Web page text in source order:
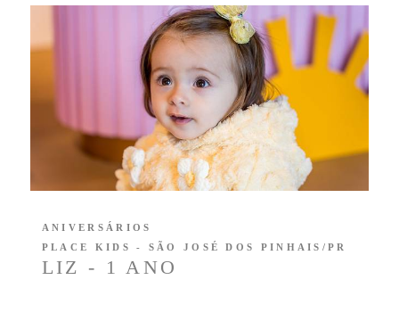
LIZ - 1 ANO
ANIVERSÁRIOS
PLACE KIDS - SÃO JOSÉ DOS PINHAIS/PR